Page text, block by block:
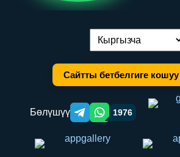
Тилди алмаштыруу:
Сайтты бетбелгиге кошуу
Бөлүшүү Telegram orqali ulashish
WhatsApp orqali ulashish
1976